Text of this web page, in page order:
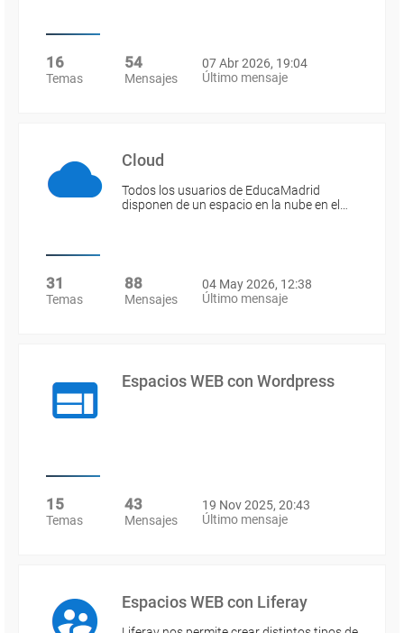
16
Temas
54
Mensajes
07 Abr 2026, 19:04
Último mensaje
Cloud
Todos los usuarios de EducaMadrid
disponen de un espacio en la nube en el…
31
Temas
88
Mensajes
04 May 2026, 12:38
Último mensaje
Espacios WEB con Wordpress
15
Temas
43
Mensajes
19 Nov 2025, 20:43
Último mensaje
Espacios WEB con Liferay